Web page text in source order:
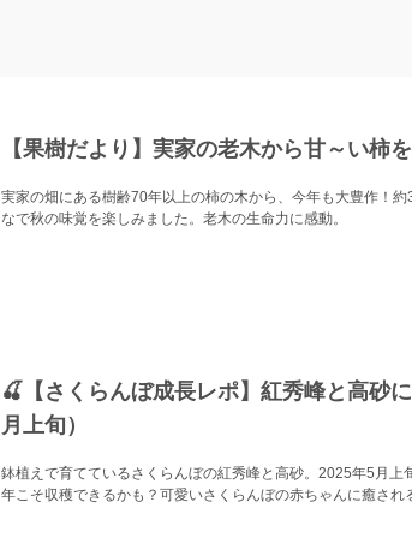
【果樹だより】実家の老木から甘～い柿
実家の畑にある樹齢70年以上の柿の木から、今年も大豊作！
なで秋の味覚を楽しみました。老木の生命力に感動。
🍒【さくらんぼ成長レポ】紅秀峰と高砂
月上旬）
鉢植えで育てているさくらんぼの紅秀峰と高砂。2025年5月上
年こそ収穫できるかも？可愛いさくらんぼの赤ちゃんに癒され